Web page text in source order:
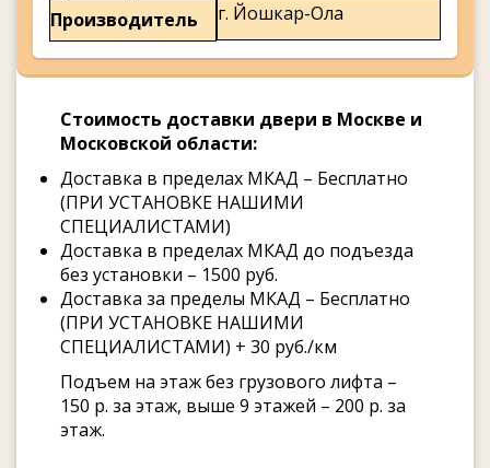
Производитель г. Йошкар-Ола
Стоимость доставки двери в Москве и
Московской области:
Доставка в пределах МКАД – Бесплатно
(ПРИ УСТАНОВКЕ НАШИМИ
СПЕЦИАЛИСТАМИ)
Доставка в пределах МКАД до подъезда
без установки – 1500 руб.
Доставка за пределы МКАД – Бесплатно
(ПРИ УСТАНОВКЕ НАШИМИ
СПЕЦИАЛИСТАМИ) + 30 руб./км
Подъем на этаж без грузового лифта –
150 р. за этаж, выше 9 этажей – 200 р. за
этаж.